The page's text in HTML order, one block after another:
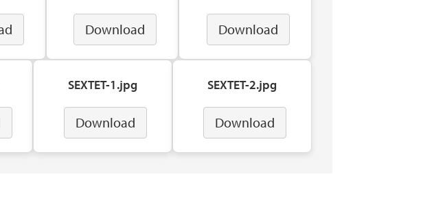
Download Download
SEXTET-1.jpg
Download
SEXTET-2.jpg
Download